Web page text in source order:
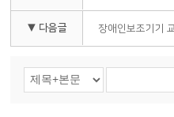
▼ 다음글 장애인보조기기